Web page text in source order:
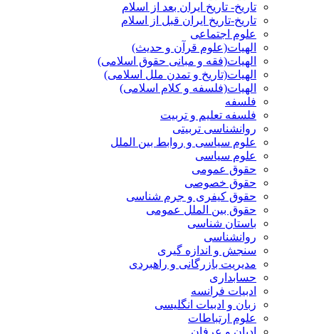
تاریخ- تاریخ ایران بعد از اسلام
تاریخ-تاریخ ایران قبل از اسلام
علوم اجتماعی
الهیات(علوم قرآن و حدیث)
الهیات(فقه و مبانی حقوق اسلامی)
الهیات(تاریخ و تمدن ملل اسلامی)
الهیات(فلسفه و کلام اسلامی)
فلسفه
فلسفه تعلیم و تربیت
روانشناسی تربیتی
علوم سیاسی و روابط بین الملل
علوم سیاسی
حقوق عمومی
حقوق خصوصی
حقوق کیفری و جرم شناسی
حقوق بین الملل عمومی
باستان شناسی
روانشناسی
سنجش و اندازه گیری
مدیریت بازرگانی و راهبردی
حسابداری
ادبیات فرانسه
زبان و ادبیات انگلیسی
علوم ارتباطات
ادیان و عرفان